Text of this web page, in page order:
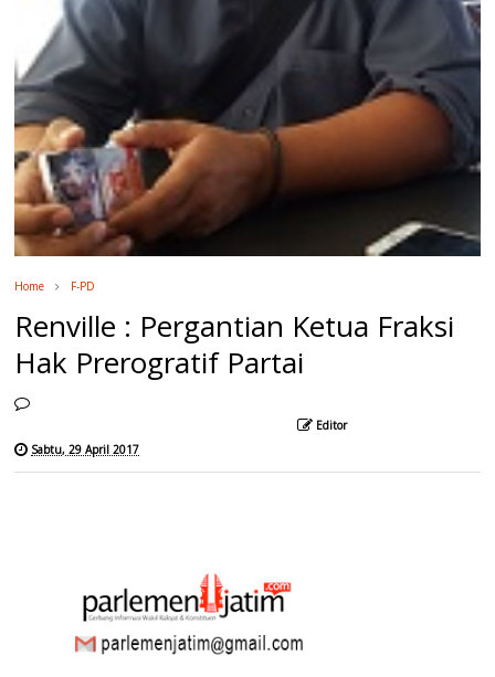
Home F-PD
Renville : Pergantian Ketua Fraksi
Hak Prerogratif Partai
Editor
Sabtu, 29 April 2017